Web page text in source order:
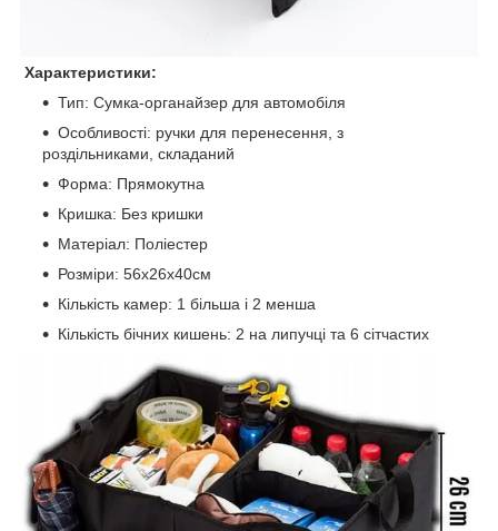
Характеристики:
Тип: Сумка-органайзер для автомобіля
Особливості: ручки для перенесення, з
роздільниками, складаний
Форма: Прямокутна
Кришка: Без кришки
Матеріал: Поліестер
Розміри: 56x26x40см
Кількість камер: 1 більша і 2 менша
Кількість бічних кишень: 2 на липучці та 6 сітчастих